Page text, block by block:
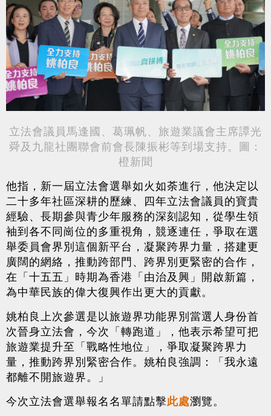
立法會議員馬逢國、葛珮帆、旅遊業議會主席譚光
舜及九龍社團聯會前會長陳振彬等到場支持。圖：
橙新聞
他指，新一屆立法會選舉如火如荼進行，他決定以
二十多年社區深耕的歷練、四年立法會議員的寶貴
經驗、長期參與青少年服務的深刻認知，從學生領
袖到各不同崗位的多重視角，競逐連任，爭取在選
舉委員會界別這個新平台，凝聚跨界力量，搭建更
廣闊的網絡，推動跨部門、跨界別更緊密的合作，
在「十五五」時期為香港「由治及興」開啟新篇，
為中華民族的偉大復興作出更大的貢獻。
姚柏良上次參選是以旅遊界功能界別當選人身份首
次晉身立法會，今次「轉跑道」，他表示希望可把
旅遊業提升至「戰略性地位」，爭取凝聚跨界力
量，推動跨界別緊密合作。姚柏良強調：「我永遠
都離不開旅遊界。」
今次立法會選舉報名名單請點擊此處瀏覽。